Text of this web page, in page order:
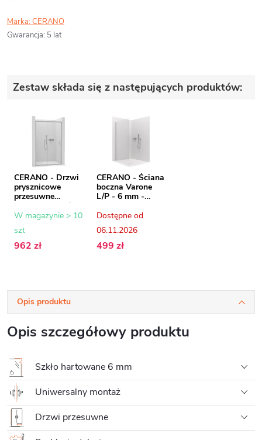
Marka:CERANO
Gwarancja: 5 lat
Zestaw składa się z następujących produktów:
CERANO - Drzwi
prysznicowe
przesuwne
Varone LINE L/R -
6 mm - chrom,
transparentne -
110x195 cm
W magazynie > 10
szt
962 zł
CERANO - Ściana
boczna Varone
L/P - 6 mm -
transparentne -
Dostępne od
06.11.2026
499 zł
Opis produktu
Opis szczegółowy produktu
Szkło hartowane 6 mm
Uniwersalny montaż
Drzwi przesuwne